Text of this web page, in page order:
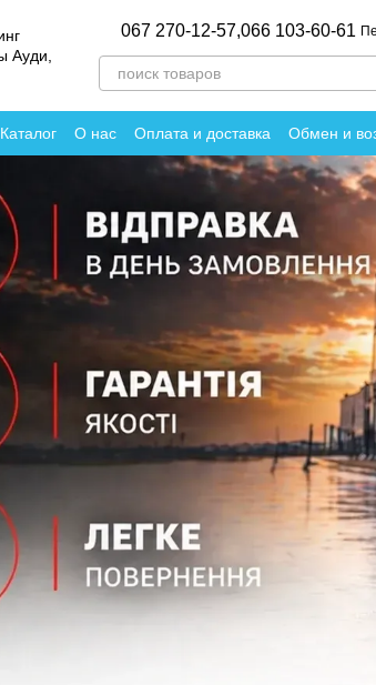
067 270-12-57,066 103-60-61
Каталог О нас Оплата и доставка Обмен и
Политика конфиденциальности
Отзывы о